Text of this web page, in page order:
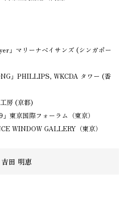
マリーナベイサンズ (シンガポー
」PHILLIPS, WKCDA タワー (香
房 (京都)
京国際フォーラム（東京）
WINDOW GALLERY（東京）
吉田 明恵